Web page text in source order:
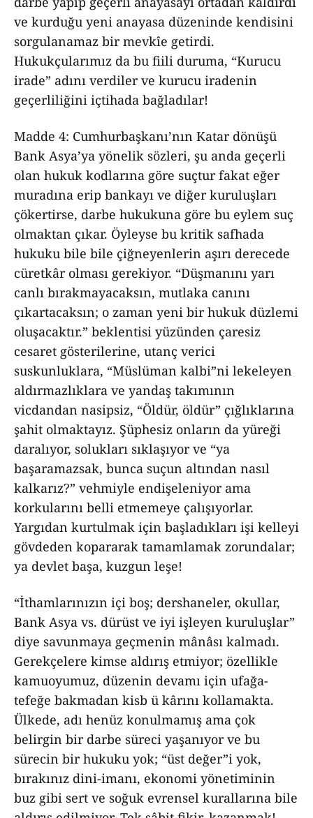
ve kurduğu yeni anayasa düzeninde kendisini
sorgulanamaz bir mevkîe getirdi.
Hukukçularımız da bu fiili duruma, “Kurucu
irade” adını verdiler ve kurucu iradenin
geçerliliğini içtihada bağladılar!
Madde 4: Cumhurbaşkanı’nın Katar dönüşü
Bank Asya’ya yönelik sözleri, şu anda geçerli
olan hukuk kodlarına göre suçtur fakat eğer
muradına erip bankayı ve diğer kuruluşları
çökertirse, darbe hukukuna göre bu eylem suç
olmaktan çıkar. Öyleyse bu kritik safhada
hukuku bile bile çiğneyenlerin aşırı derecede
cüretkâr olması gerekiyor. “Düşmanını yarı
canlı bırakmayacaksın, mutlaka canını
çıkartacaksın; o zaman yeni bir hukuk düzlemi
oluşacaktır.” beklentisi yüzünden çaresiz
cesaret gösterilerine, utanç verici
suskunluklara, “Müslüman kalbi”ni lekeleyen
aldırmazlıklara ve yandaş takımının
vicdandan nasipsiz, “Öldür, öldür” çığlıklarına
şahit olmaktayız. Şüphesiz onların da yüreği
daralıyor, solukları sıklaşıyor ve “ya
başaramazsak, bunca suçun altından nasıl
kalkarız?” vehmiyle endişeleniyor ama
korkularını belli etmemeye çalışıyorlar.
Yargıdan kurtulmak için başladıkları işi kelleyi
gövdeden kopararak tamamlamak zorundalar;
ya devlet başa, kuzgun leşe!
“İthamlarınızın içi boş; dershaneler, okullar,
Bank Asya vs. dürüst ve iyi işleyen kuruluşlar”
diye savunmaya geçmenin mânâsı kalmadı.
Gerekçelere kimse aldırış etmiyor; özellikle
kamuoyumuz, düzenin devamı için ufağa-
tefeğe bakmadan kisb ü kârını kollamakta.
Ülkede, adı henüz konulmamış ama çok
belirgin bir darbe süreci yaşanıyor ve bu
sürecin bir hukuku yok; “üst değer”i yok,
bırakınız dini-imanı, ekonomi yönetiminin
buz gibi sert ve soğuk evrensel kurallarına bile